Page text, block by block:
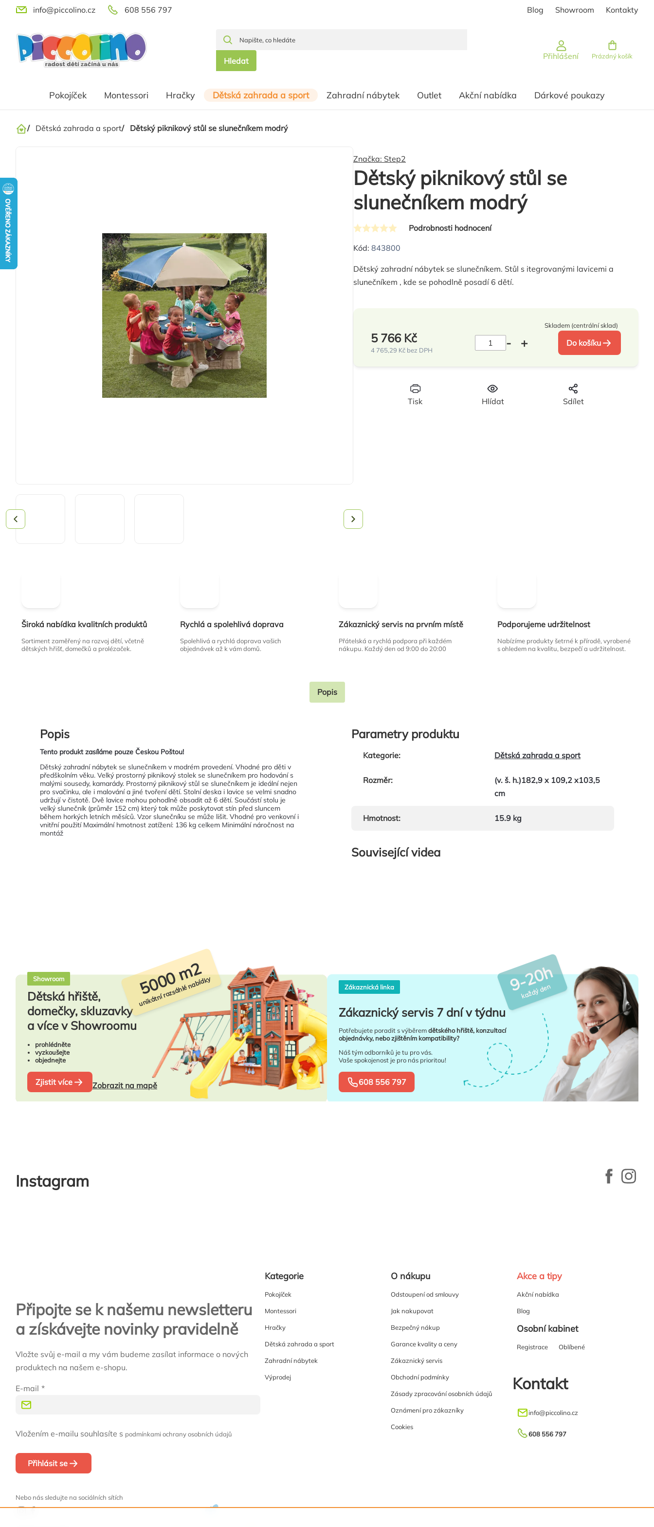
Přejít
obsah
608 556 797
info@piccolino.cz Blog Showroom Kontakty
Hledat Přihlášení Nákupní košík
Prázdný košík
Pokojíček Montessori Hračky Dětská zahrada a sport Zahradní nábytek Outlet Akční nabídka Dárkové poukazy
Domů
/ Dětská zahrada a sport/ Dětský piknikový stůl se slunečníkem modrý
Dětský piknikový stůl se
slunečníkem modrý
Průměrné
hodnocení
je
0,0
Podrobnosti hodnocení
Značka: Step2
Kód: 843800
Dětský zahradní nábytek se slunečníkem. Stůl s itegrovanými lavicemi a
slunečníkem , kde se pohodlně posadí 6 dětí.
Tisk Hlídat Sdílet
Skladem (centrální sklad)
5 766 Kč
4 765,29 Kč bez DPH
Do košíku
Široká nabídka kvalitních produktů
Sortiment zaměřený na rozvoj dětí, včetně
dětských hřišť, domečků a prolézaček.
Rychlá a spolehlivá doprava
Spolehlivá a rychlá doprava vašich
objednávek až k vám domů.
Zákaznický servis na prvním místě
Přátelská a rychlá podpora při každém
nákupu. Každý den od 9:00 do 20:00
Podporujeme udržitelnost
Nabízíme produkty šetrné k přírodě, vyrobené
s ohledem na kvalitu, bezpečí a udržitelnost.
Popis
Popis
Tento produkt zasíláme pouze Českou Poštou!
Dětský zahradní nábytek se slunečníkem v modrém provedení. Vhodné pro děti v
předškolním věku. Velký prostorný piknikový stolek se slunečníkem pro hodování s
malými sousedy, kamarády. Prostorný piknikový stůl se slunečníkem je ideální nejen
pro svačinku, ale i malování a jiné tvoření dětí. Stolní deska i lavice se velmi snadno
udržují v čistotě. Dvě lavice mohou pohodlně obsadit až 6 dětí. Součástí stolu je
velký slunečník (průměr 152 cm) který tak může poskytovat stín před sluncem
během horkých letních měsíců. Vzor slunečníku se může lišit. Vhodné pro venkovní i
vnitřní použití Maximální hmotnost zatížení: 136 kg celkem Minimální náročnost na
montáž
Parametry produktu
Kategorie: Dětská zahrada a sport
Rozměr:
(v. š. h.)182,9 x 109,2 x103,5
cm
Hmotnost: 15.9 kg
Související videa
Showroom
Dětská hřiště,
domečky, skluzavky
a více v Showroomu
prohlédněte
vyzkoušejte
objednejte
Zjistit více Zobrazit na mapě
5000 m2
unikátní rozsáhlé nabídky Zákaznická linka
Zákaznický servis 7 dní v týdnu
Potřebujete poradit s výběremdětského hřiště, konzultací
objednávky, nebo zjištěním kompatibility?
Náš tým odborníků je tu pro vás.
Vaše spokojenost je pro nás prioritou!
608 556 797
9-20h
každý den
Instagram
Připojte se k našemu newsletteru
a získávejte novinky pravidelně
Vložte svůj e-mail a my vám budeme zasílat informace o nových
produktech na našem e-shopu.
E-mail
Vložením e-mailu souhlasíte s podmínkami ochrany osobních údajů
Přihlásit se
Nebo nás sledujte na sociálních sítích
Kategorie
Pokojíček
Montessori
Hračky
Dětská zahrada a sport
Zahradní nábytek
Výprodej
O nákupu
Odstoupení od smlouvy
Jak nakupovat
Bezpečný nákup
Garance kvality a ceny
Zákaznický servis
Obchodní podmínky
Zásady zpracování osobních údajů
Oznámení pro zákazníky
Cookies
Akce a tipy
Akční nabídka
Blog
Osobní kabinet
Registrace Oblíbené
Kontakt
info@piccolino.cz
608 556 797